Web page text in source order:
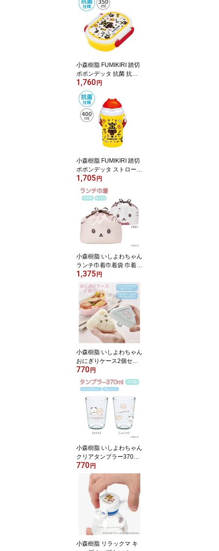
小森樹脂 FUMIKIRI 踏切
ポポンデッタ 抗菌 抗菌
ランチボックス350ml お
弁当箱 お弁当 おべんと
うばこ おべんとう 電子
レンジ対応 食洗機対応
キッズ ジュニア 子ども
保育園 幼稚園 学校 入園
入学 日本製
1,760 円
小森樹脂 FUMIKIRI 踏切
ポポンデッタ ストロー付
プラボトル400ml 水筒 ボ
トル プラボトル ストロ
ー付き プッシュ式 食洗
機対応 キッズ ジュニア
子ども 行楽 遠足 保育園
幼稚園 学校 入園 入学 日
本製
1,705 円
小森樹脂 いしよわちゃん
ランチ巾着巾着袋 巾着
持ち運び お弁当箱 お弁
当 おべんとうばこ おべ
んとう ランチ サンエッ
クス san-x キャラクター
かわいい オシャレ レデ
ィース 女性 日本製
1,375 円
小森樹脂 いしよわちゃん
おにぎりケース2個セッ
トおにぎり おむすび ケ
ース 持ち運び ランチ 弁
当 2個 電子レンジ対応 食
洗機対応 抗菌 サンエッ
クス san-x かわいい 日本
770 円
小森樹脂 いしよわちゃん
クリアタンブラー370ml
タンブラー コップ プラ
コップ 軽い 割れにくい
クリア 透明 プラスチッ
ク製 インテリア テーブ
ルウェア ペンスタンド
ペン立て 食洗機対応 サ
ンエックス san-x かわい
い 日本製
770 円
小森樹脂 リラックマ キ